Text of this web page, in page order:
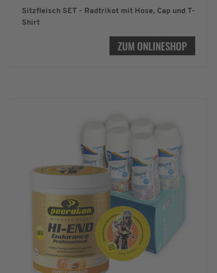
Sitzfleisch SET - Radtrikot mit Hose, Cap und T-
Shirt
ZUM ONLINESHOP